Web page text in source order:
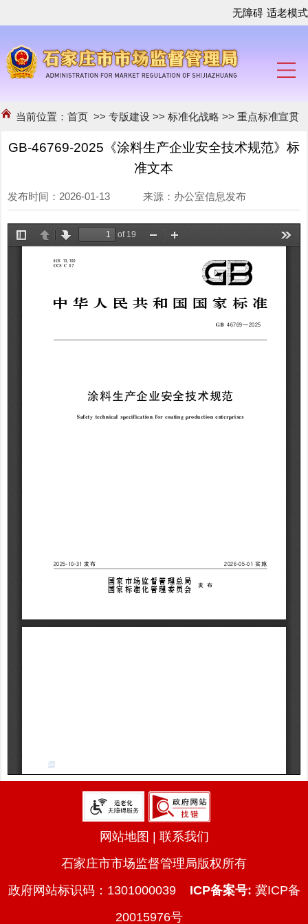
无障碍 适老模式
当前位置：首页 >>专版建设 >>标准化战略 >>重点标准宣贯
GB-46769-2025《涂料生产企业安全技术规范》标
准文本
发布时间：2026-01-13 来源：办公室信息发布